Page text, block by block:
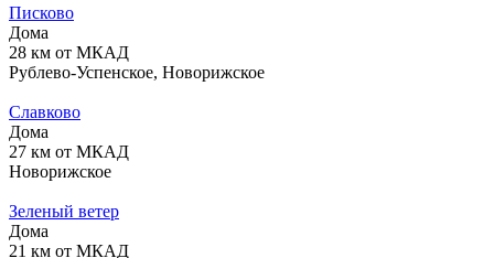
Писково
Дома
28 км от МКАД
Рублево-Успенское, Новорижское
Славково
Дома
27 км от МКАД
Новорижское
Зеленый ветер
Дома
21 км от МКАД